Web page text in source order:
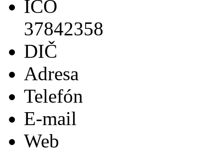
IČO
37842358
DIČ
Adresa
Telefón
E-mail
Web